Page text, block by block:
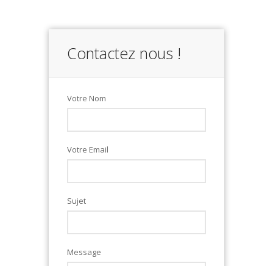
Contactez nous !
Votre Nom
Votre Email
Sujet
Message